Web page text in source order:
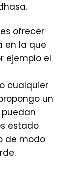
ofrecer
en la que
ejemplo el
cualquier
un
estado
de modo